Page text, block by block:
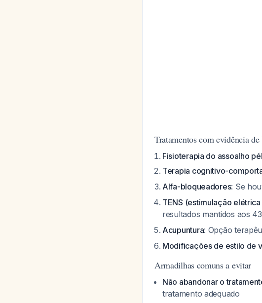
Tratamentos com evidência
Fisioterapia do assoalho
Terapia cognitivo-
Alfa-bloqueadores: Se
TENS (estimulação
resultados mantidos aos
Acupuntura: Opção
Modificações de estilo de
Armadilhas comuns a evitar
Não abandonar o
tratamento adequado